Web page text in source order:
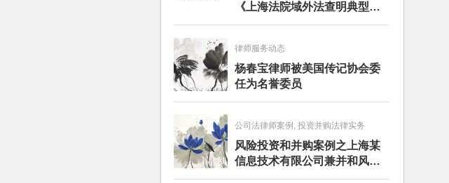
《上海法院域外法查明典型案
例》
律师服务动态
杨春宝律师被美国传记协会委
任为名誉委员
公司法律师案例, 投资并购法律实务
风险投资和并购案例之上海某
信息技术有限公司兼并和风险
投资服务